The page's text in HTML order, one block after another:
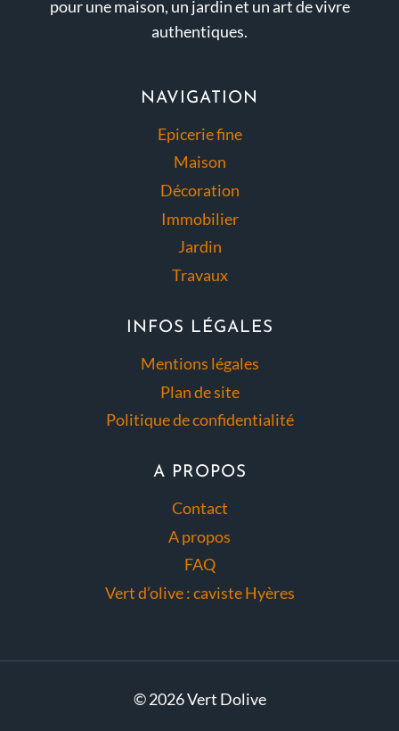
pour une maison, un jardin et un art de vivre
authentiques.
NAVIGATION
Epicerie fine
Maison
Décoration
Immobilier
Jardin
Travaux
INFOS LÉGALES
Mentions légales
Plan de site
Politique de confidentialité
A PROPOS
Contact
A propos
FAQ
Vert d’olive : caviste Hyères
© 2026 Vert Dolive